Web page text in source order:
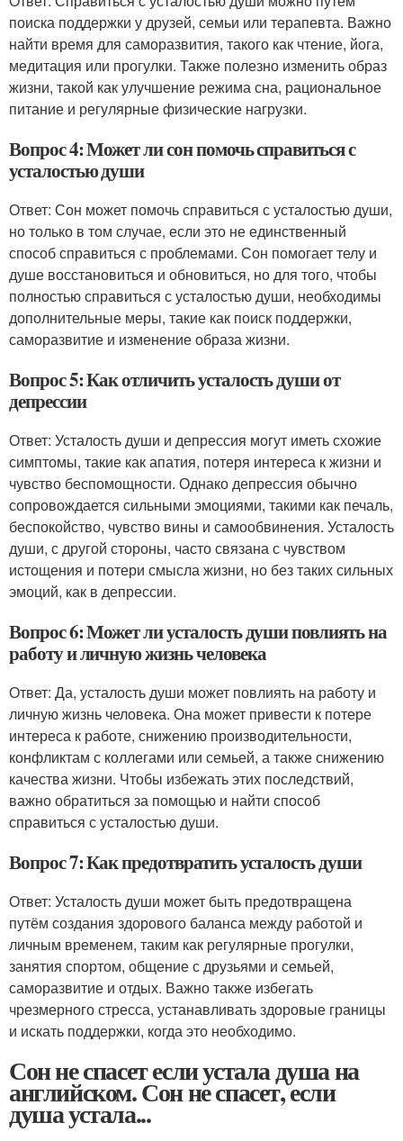
поиска поддержки у друзей, семьи или терапевта. Важно
найти время для саморазвития, такого как чтение, йога,
медитация или прогулки. Также полезно изменить образ
жизни, такой как улучшение режима сна, рациональное
питание и регулярные физические нагрузки.
Вопрос 4: Может ли сон помочь справиться с
усталостью души
Ответ: Сон может помочь справиться с усталостью души,
но только в том случае, если это не единственный
способ справиться с проблемами. Сон помогает телу и
душе восстановиться и обновиться, но для того, чтобы
полностью справиться с усталостью души, необходимы
дополнительные меры, такие как поиск поддержки,
саморазвитие и изменение образа жизни.
Вопрос 5: Как отличить усталость души от
депрессии
Ответ: Усталость души и депрессия могут иметь схожие
симптомы, такие как апатия, потеря интереса к жизни и
чувство беспомощности. Однако депрессия обычно
сопровождается сильными эмоциями, такими как печаль,
беспокойство, чувство вины и самообвинения. Усталость
души, с другой стороны, часто связана с чувством
истощения и потери смысла жизни, но без таких сильных
эмоций, как в депрессии.
Вопрос 6: Может ли усталость души повлиять на
работу и личную жизнь человека
Ответ: Да, усталость души может повлиять на работу и
личную жизнь человека. Она может привести к потере
интереса к работе, снижению производительности,
конфликтам с коллегами или семьей, а также снижению
качества жизни. Чтобы избежать этих последствий,
важно обратиться за помощью и найти способ
справиться с усталостью души.
Вопрос 7: Как предотвратить усталость души
Ответ: Усталость души может быть предотвращена
путём создания здорового баланса между работой и
личным временем, таким как регулярные прогулки,
занятия спортом, общение с друзьями и семьей,
саморазвитие и отдых. Важно также избегать
чрезмерного стресса, устанавливать здоровые границы
и искать поддержки, когда это необходимо.
Сон не спасет если устала душа на
английском. Сон не спасет, если
душа устала...